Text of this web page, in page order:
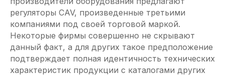
регуляторы CAV, произведенные третьими
компаниями под своей торговой маркой.
Некоторые фирмы совершенно не скрывают
данный факт, а для других такое предположение
подтверждает полная идентичность технических
характеристик продукции с каталогами других